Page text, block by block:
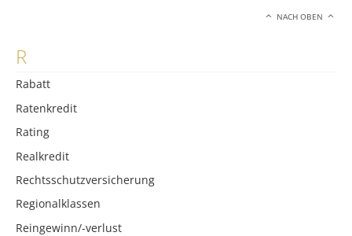
NACH OBEN
R
Rabatt
Ratenkredit
Rating
Realkredit
Rechtsschutzversicherung
Regionalklassen
Reingewinn/-verlust